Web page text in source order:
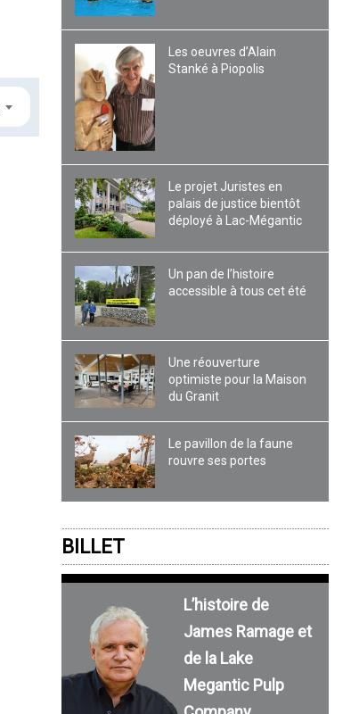
Les oeuvres d’Alain
Stanké à Piopolis
Le projet Juristes en
palais de justice bientôt
déployé à Lac-Mégantic
Un pan de l’histoire
accessible à tous cet été
Une réouverture
optimiste pour la Maison
du Granit
Le pavillon de la faune
rouvre ses portes
BILLET
L’histoire de
James Ramage et
de la Lake
Megantic Pulp